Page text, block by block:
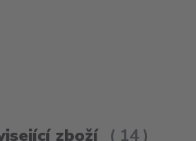
zboží 14